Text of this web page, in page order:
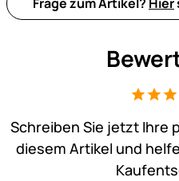
Frage zum Artikel? Hier
2
Schreiben Sie jetzt Ihre
diesem Artikel und